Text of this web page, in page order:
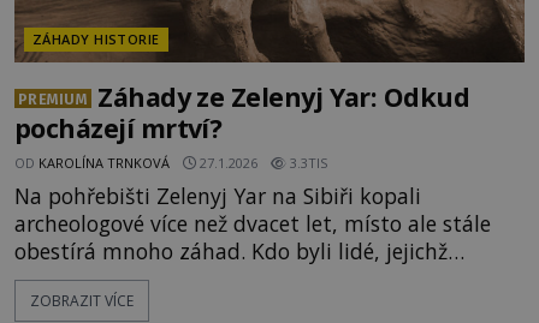
ZÁHADY HISTORIE
PREMIUM
Záhady ze Zelenyj Yar: Odkud
pocházejí mrtví?
OD KAROLÍNA TRNKOVÁ 27.1.2026 3.3TIS
Na pohřebišti Zelenyj Yar na Sibiři kopali
archeologové více než dvacet let, místo ale stále
obestírá mnoho záhad. Kdo byli lidé, jejichž
mumie zde objevili? Mohli skutečně pocházet až z
daleké Persie? Vykopávky provází různá neštěstí a
ZOBRAZIT VÍCE